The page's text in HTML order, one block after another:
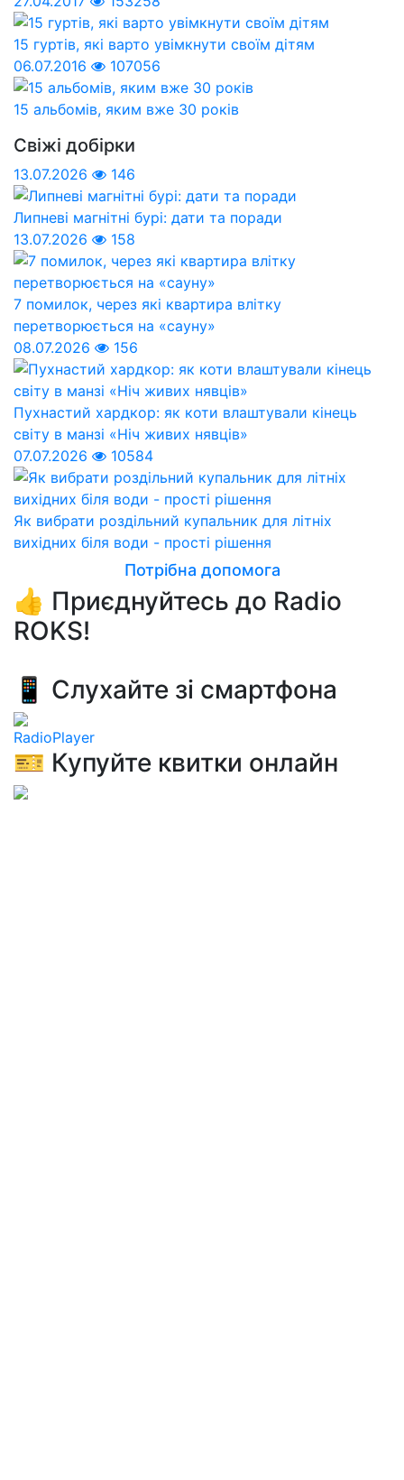
15 гуртів, які варто увімкнути своїм дітям
06.07.2016
107056
15 альбомів, яким вже 30 років
Свіжі добірки
13.07.2026 146
Липневі магнітні бурі: дати та поради
13.07.2026
158
7 помилок, через які квартира влітку
перетворюється на «сауну»
08.07.2026
156
Пухнастий хардкор: як коти влаштували кінець
світу в манзі «Ніч живих нявців»
07.07.2026
10584
Як вибрати роздільний купальник для літніх
вихідних біля води - прості рішення
Потрібна допомога
👍 Приєднуйтесь до Radio
ROKS!
📱 Слухайте зі смартфона
RadioPlayer
🎫 Купуйте квитки онлайн